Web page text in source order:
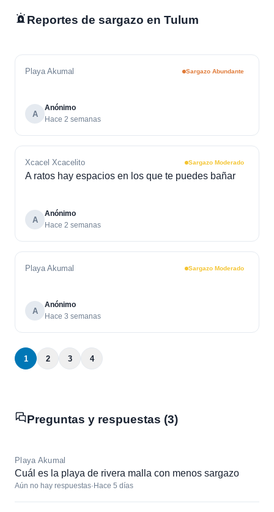
Reportes de sargazo en Tulum
Playa Akumal Sargazo Abundante
A
Anónimo
Hace 2 semanas
Xcacel Xcacelito Sargazo Moderado
A ratos hay espacios en los que te puedes bañar
A
Anónimo
Hace 2 semanas
Playa Akumal Sargazo Moderado
A
Anónimo
Hace 3 semanas
1 2 3 4
Preguntas y respuestas (3)
Playa Akumal
Cuál es la playa de rivera malla con menos sargazo
Aún no hay respuestas· Hace 5 días